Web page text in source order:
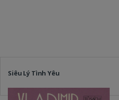
Siêu Lý Tình Yêu